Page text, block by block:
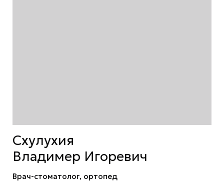
Схулухия
Владимер Игоревич
Врач-стоматолог, ортопед